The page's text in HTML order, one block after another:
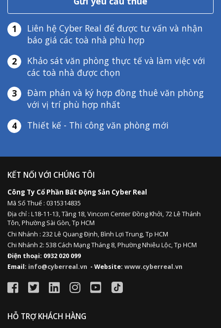
1
Liên hệ Cyber Real để được tư vấn và nhận
báo giá các toà nhà phù hợp
2
Khảo sát văn phòng thực tế và làm việc với
các toà nhà được chọn
3
Đàm phán và ký hợp đồng thuê văn phòng
với vị trí phù hợp nhất
4
Thiết kế - Thi công văn phòng mới
KẾT NỐI VỚI CHÚNG TÔI
Công Ty Cổ Phần Bất Động Sản Cyber Real
Mã Số Thuế : 0315314835
Địa chỉ : L18-11-13,Tầng 18, Vincom Center Đồng Khởi, 72 Lê Thánh
Tôn, Phường Sài Gòn, Tp HCM
Chi Nhánh : 232 Lê Quang Định,Bình Lợi Trung,Tp HCM
Chi Nhánh 2: 538 Cách Mạng Tháng 8, Phường Nhiêu Lộc, Tp HCM
Điện thoại: 0932 020 099
Email: info@cyberreal.vn - Website: www.cyberreal.vn
HỖ TRỢ KHÁCH HÀNG